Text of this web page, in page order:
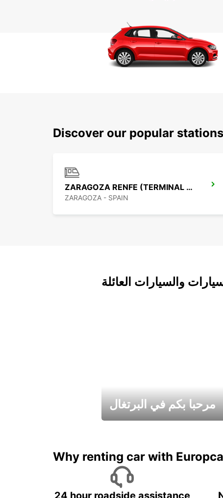
Discover our popular
ZARAGOZA RENFE (TERMINAL AUTOBUSES)
ZARAGOZA - SPAIN
والسيارات العائلة
مرحبا بكم في البرتغال
Why renting car with